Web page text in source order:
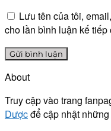
Lưu tên của tôi,
cho lần bình luận kế tiếp
About
Truy cập vào trang
Dượcđể cập nhật